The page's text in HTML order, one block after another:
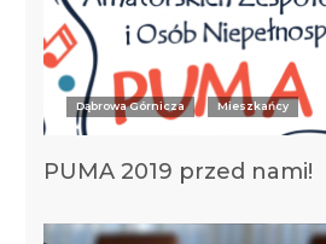
Dąbrowa Górnicza Mieszkańcy
PUMA 2019 przed nami!